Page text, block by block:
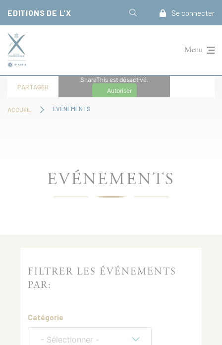
EDITIONS DE L'X Se connecter
Menu
ACCUEIL EVÉNEMENTS
PARTAGER
ShareThis est désactivé.
Autoriser
EVÉNEMENTS
FILTRER LES ÉVÉNEMENTS
PAR:
Catégorie
- Sélectionner -